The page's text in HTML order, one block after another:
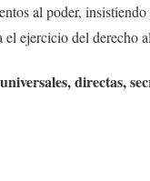
al poder,
el ejercicio del derecho
directas,